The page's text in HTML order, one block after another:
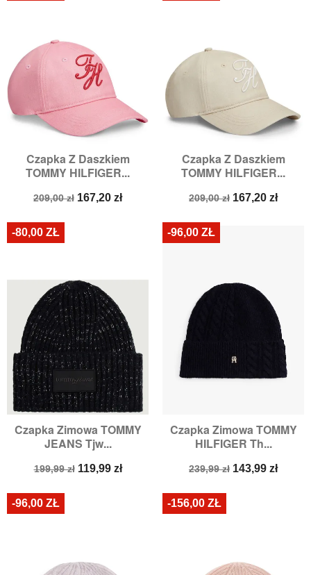
Czapka Z Daszkiem
TOMMY HILFIGER...
Cena
209,00 zł Cena
167,20 zł
Czapka Z Daszkiem
TOMMY HILFIGER...
Cena
209,00 zł Cena
167,20 zł
Czapka Zimowa TOMMY
JEANS Tjw...
Cena
199,99 zł Cena
119,99 zł
-80,00 ZŁ
Czapka Zimowa TOMMY
HILFIGER Th...
Cena
239,99 zł Cena
143,99 zł
-96,00 ZŁ
-96,00 ZŁ -156,00 ZŁ